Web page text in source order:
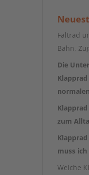
Faltrad
Bahn,
Die
zum
muss ich
Welche